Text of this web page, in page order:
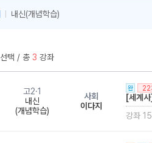
내신(개념학습)
택 / 총 3 강좌
고2·1
내신
(개념학습)
사회
이다지
완 22
[세계
강좌